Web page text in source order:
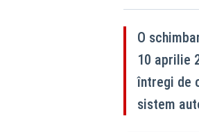
O
10 aprilie
întregi de
sistem